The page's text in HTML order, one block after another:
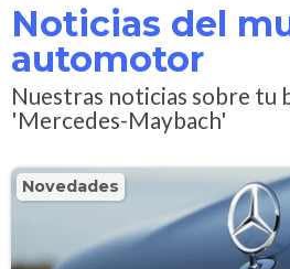
Noticias del
automotor
Nuestras noticias sobre tu
'Mercedes-Maybach'
Novedades